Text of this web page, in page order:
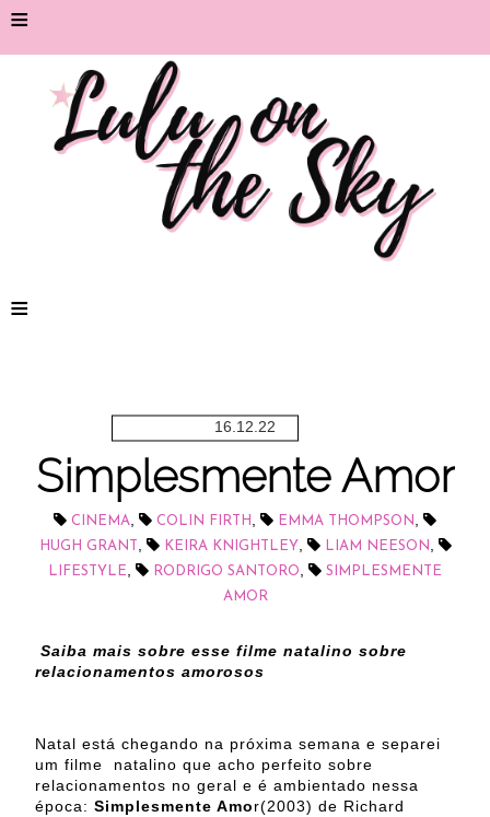
≡
≡
16.12.22
Simplesmente Amor
CINEMA, COLIN FIRTH , EMMA THOMPSON,
HUGH GRANT , KEIRA KNIGHTLEY, LIAM NEESON,
LIFESTYLE, RODRIGO SANTORO,
SIMPLESMENTE
AMOR
Saiba mais sobre esse filme natalino sobre
relacionamentos amorosos
Natal está chegando na próxima semana e separei
um filme natalino que acho perfeito sobre
relacionamentos no geral e é ambientado nessa
época: Simplesmente Amor(2003) de Richard